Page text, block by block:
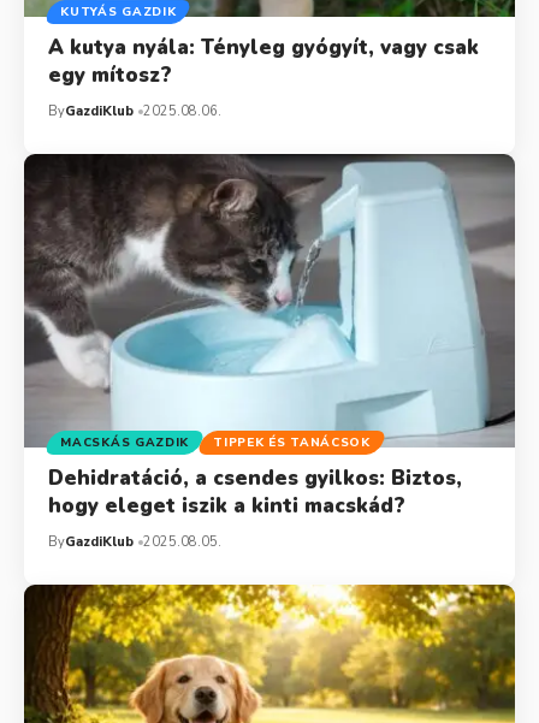
KUTYÁS GAZDIK
A kutya nyála: Tényleg gyógyít, vagy csak
egy mítosz?
ByGazdiKlub 2025.08.06.
MACSKÁS GAZDIK TIPPEK ÉS TANÁCSOK
Dehidratáció, a csendes gyilkos: Biztos,
hogy eleget iszik a kinti macskád?
ByGazdiKlub 2025.08.05.